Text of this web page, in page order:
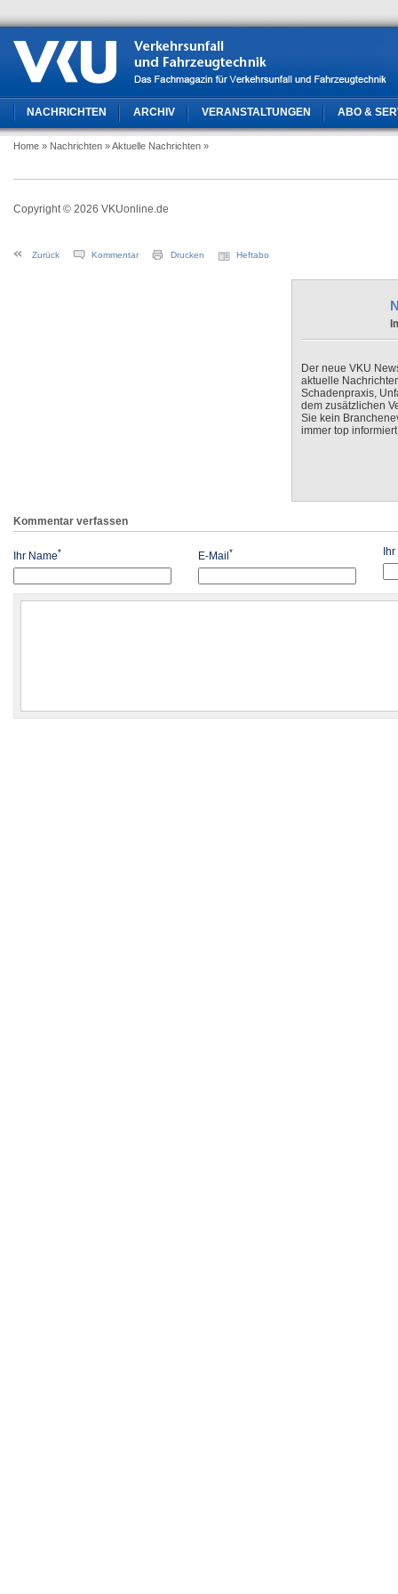
NACHRICHTEN ARCHIV VERANSTALTUNGEN ABO &
Home » Nachrichten » Aktuelle Nachrichten »
Copyright © 2026 VKUonline.de
Zurück Kommentar Drucken Heftabo
Der neue VKU
aktuelle
Schadenpraxis,
dem zusätzlichen
Sie kein
immer top
Kommentar verfassen
Ihr Name* E-Mail *